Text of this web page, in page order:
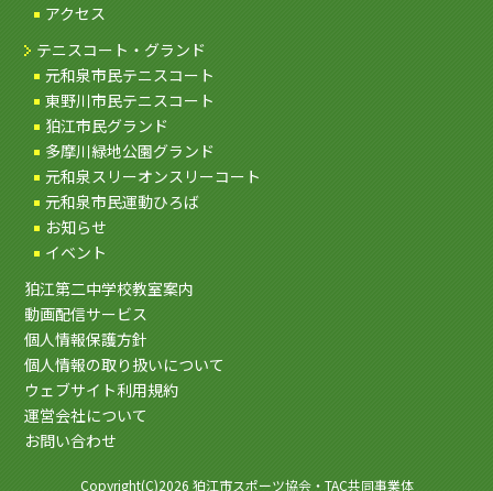
アクセス
テニスコート・グランド
元和泉市民テニスコート
東野川市民テニスコート
狛江市民グランド
多摩川緑地公園グランド
元和泉スリーオンスリーコート
元和泉市民運動ひろば
お知らせ
イベント
狛江第二中学校教室案内
動画配信サービス
個人情報保護方針
個人情報の取り扱いについて
ウェブサイト利用規約
運営会社について
お問い合わせ
Copyright(C)2026 狛江市スポーツ協会・TAC共同事業体